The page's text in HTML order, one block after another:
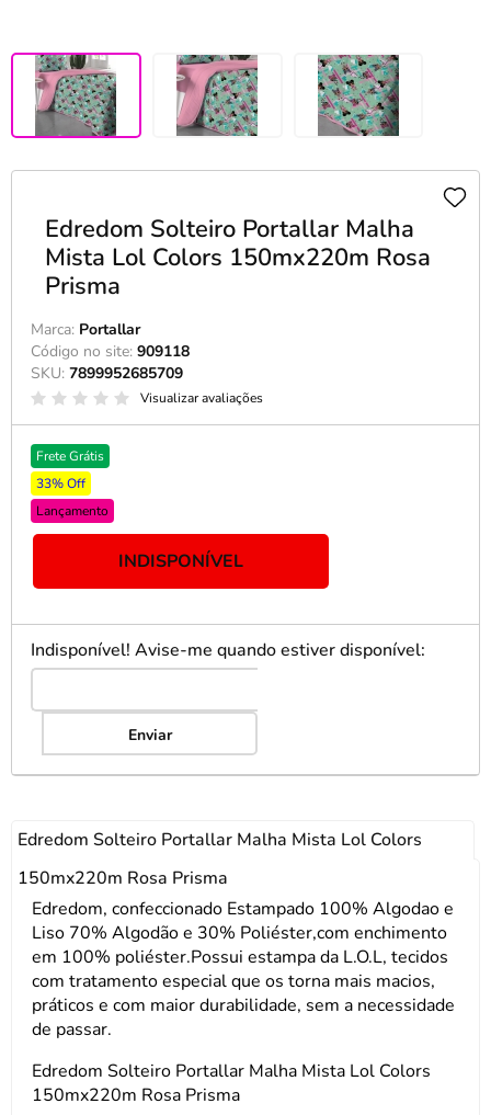
Edredom Solteiro Portallar Malha
Mista Lol Colors 150mx220m Rosa
Prisma
Marca: Portallar
Código no site: 909118
SKU: 7899952685709
Visualizar avaliações
Frete Grátis
33% Off
Lançamento
INDISPONÍVEL
Indisponível! Avise-me quando estiver disponível:
Enviar
Edredom Solteiro Portallar Malha Mista Lol Colors
150mx220m Rosa Prisma
Edredom, confeccionado Estampado 100% Algodao e
Liso 70% Algodão e 30% Poliéster,com enchimento
em 100% poliéster.Possui estampa da L.O.L, tecidos
com tratamento especial que os torna mais macios,
práticos e com maior durabilidade, sem a necessidade
de passar.
Edredom Solteiro Portallar Malha Mista Lol Colors
150mx220m Rosa Prisma